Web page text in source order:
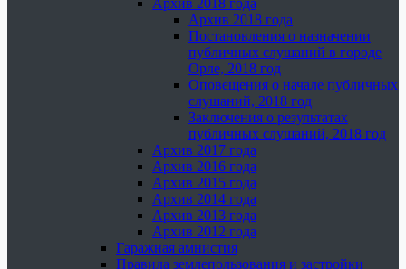
Архив 2018 года
Архив 2018 года
Постановления о назначении
публичных слушаний в городе
Орле, 2018 год
Оповещения о начале публичных
слушаний, 2018 год
Заключения о результатах
публичных слушаний, 2018 год
Архив 2017 года
Архив 2016 года
Архив 2015 года
Архив 2014 года
Архив 2013 года
Архив 2012 года
Гаражная амнистия
Правила землепользования и застройки